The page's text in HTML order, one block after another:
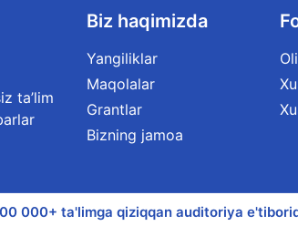
ta’lim
Biz haqimizda
Yangiliklar
Maqolalar
Grantlar
Bizning jamoa
000+ ta'limga qiziqqan auditoriya